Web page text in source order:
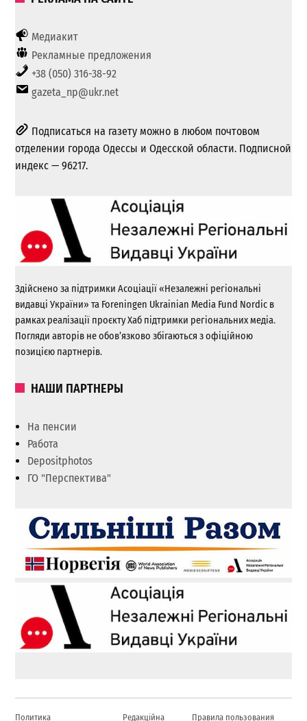
Медиакит
Рекламные предложения
+38 (050) 316-38-92
gazeta_np@ukr.net
Подписаться на газету можно в любом почтовом
отделении города Одессы и Одесской области. Подписной
индекс — 96217.
Здійснено за підтримки Асоціації «Незалежні регіональні
видавці України» та Foreningen Ukrainian Media Fund Nordic в
рамках реалізації проєкту Хаб підтримки регіональних медіа.
Погляди авторів не обов’язково збігаються з офіційною
позицією партнерів.
НАШИ ПАРТНЕРЫ
На пенсии
Работа
Depositphotos
ГО "Перспектива"
Политика Редакційна Правила пользования